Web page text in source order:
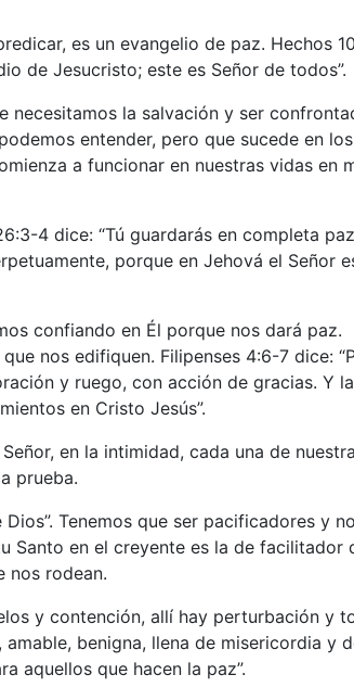
es un evangelio de paz. Hechos
de Jesucristo; este es Señor de todos”.
necesitamos la salvación y ser
entender, pero que sucede en los
a funcionar en nuestras vidas en
4 dice: “Tú guardarás en completa
porque en Jehová el Señor
confiando en Él porque nos dará paz.
nos edifiquen. Filipenses 4:6-7 dice:
y ruego, con acción de gracias. Y
en Cristo Jesús”.
en la intimidad, cada una de
prueba.
Tenemos que ser pacificadores y
Santo en el creyente es la de facilitador
nos rodean.
y contención, allí hay perturbación y
benigna, llena de misericordia y
aquellos que hacen la paz”.